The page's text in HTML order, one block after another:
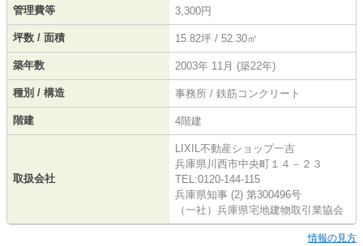
管理費等 3,300円
坪数 / 面積 15.82坪 / 52.30㎡
築年数 2003年 11月 (築22年)
種別 / 構造 事務所 / 鉄筋コンクリート
階建 4階建
取扱会社
LIXIL不動産ショップ一吉
兵庫県川西市中央町１４－２３
TEL:0120-144-115
兵庫県知事 (2) 第300496号
（一社）兵庫県宅地建物取引業協会
情報の見方